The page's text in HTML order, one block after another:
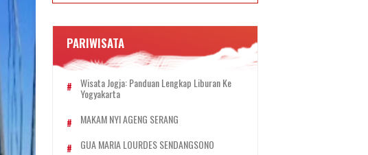
PARIWISATA
Wisata Jogja: Panduan Lengkap Liburan Ke
Yogyakarta
MAKAM NYI AGENG SERANG
GUA MARIA LOURDES SENDANGSONO